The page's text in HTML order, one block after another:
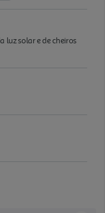
luz solar e de cheiros